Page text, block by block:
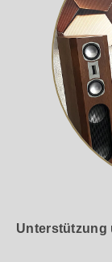
Unterstützung